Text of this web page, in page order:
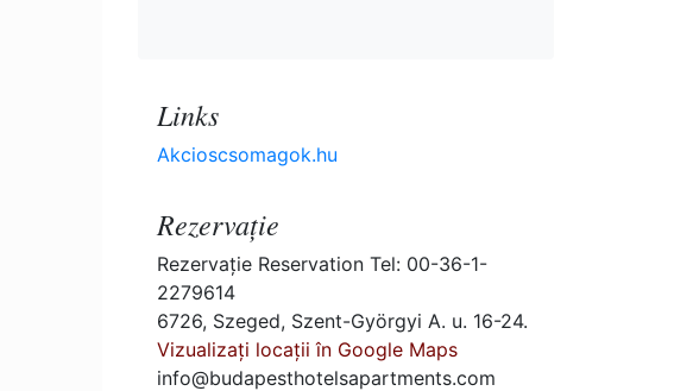
Links
Akcioscsomagok.hu
Rezervaţie
Rezervaţie Reservation Tel: 00-36-1-
2279614
6726, Szeged, Szent-Györgyi A. u. 16-24.
Vizualizați locații în Google Maps
info@budapesthotelsapartments.com